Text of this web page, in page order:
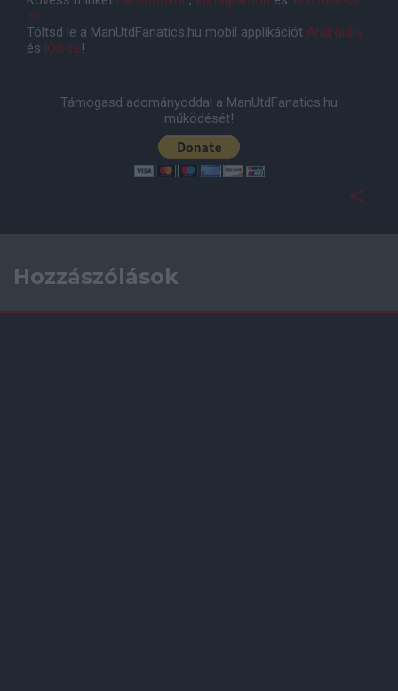
is!
Töltsd le a ManUtdFanatics.hu mobil applikációt Androidra
és iOS-re!
Támogasd adományoddal a ManUtdFanatics.hu
működését!
Hozzászólások